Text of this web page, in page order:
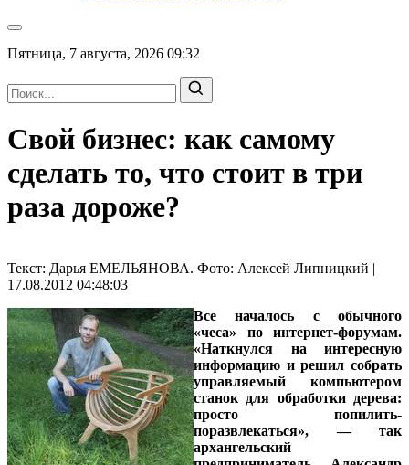
Пятница, 7 августа, 2026 09:32
Свой бизнес: как самому
сделать то, что стоит в три
раза дороже?
Текст: Дарья ЕМЕЛЬЯНОВА. Фото: Алексей Липницкий |
17.08.2012 04:48:03
Все началось с обычного
«чеса» по интернет-форумам.
«Наткнулся на интересную
информацию и решил собрать
управляемый компьютером
станок для обработки дерева:
просто попилить-
поразвлекаться», — так
архангельский